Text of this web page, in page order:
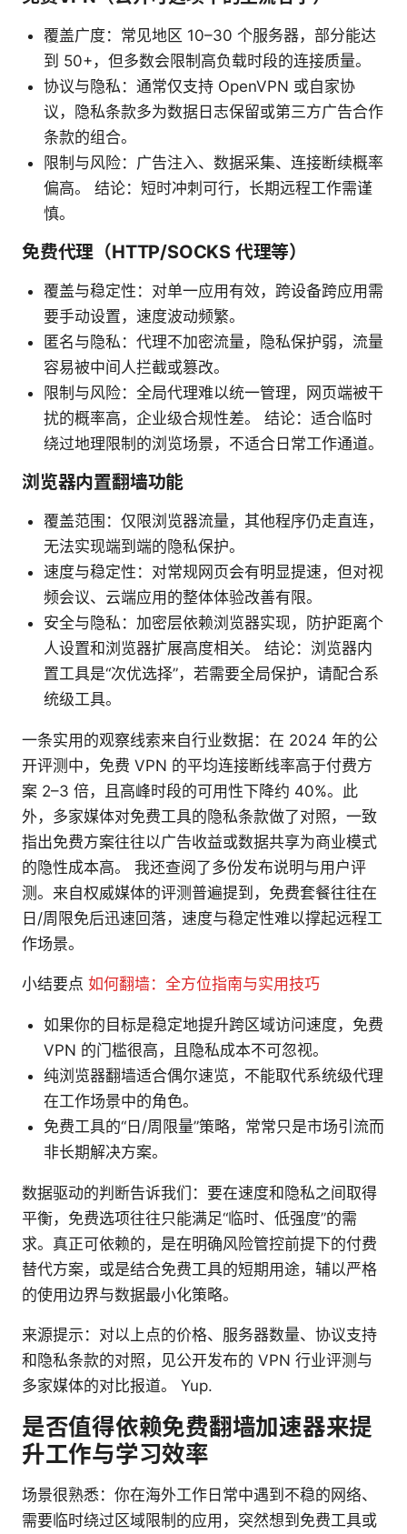
覆盖广度：常见地区 10–30 个服务器，部分能达
到 50+，但多数会限制高负载时段的连接质量。
协议与隐私：通常仅支持 OpenVPN 或自家协
议，隐私条款多为数据日志保留或第三方广告合作
条款的组合。
限制与风险：广告注入、数据采集、连接断续概率
偏高。 结论：短时冲刺可行，长期远程工作需谨
慎。
免费代理（HTTP/SOCKS 代理等）
覆盖与稳定性：对单一应用有效，跨设备跨应用需
要手动设置，速度波动频繁。
匿名与隐私：代理不加密流量，隐私保护弱，流量
容易被中间人拦截或篡改。
限制与风险：全局代理难以统一管理，网页端被干
扰的概率高，企业级合规性差。 结论：适合临时
绕过地理限制的浏览场景，不适合日常工作通道。
浏览器内置翻墙功能
覆盖范围：仅限浏览器流量，其他程序仍走直连，
无法实现端到端的隐私保护。
速度与稳定性：对常规网页会有明显提速，但对视
频会议、云端应用的整体体验改善有限。
安全与隐私：加密层依赖浏览器实现，防护距离个
人设置和浏览器扩展高度相关。 结论：浏览器内
置工具是“次优选择”，若需要全局保护，请配合系
统级工具。
一条实用的观察线索来自行业数据：在 2024 年的公
开评测中，免费 VPN 的平均连接断线率高于付费方
案 2–3 倍，且高峰时段的可用性下降约 40%。此
外，多家媒体对免费工具的隐私条款做了对照，一致
指出免费方案往往以广告收益或数据共享为商业模式
的隐性成本高。 我还查阅了多份发布说明与用户评
测。来自权威媒体的评测普遍提到，免费套餐往往在
日/周限免后迅速回落，速度与稳定性难以撑起远程工
作场景。
小结要点 如何翻墙：全方位指南与实用技巧
如果你的目标是稳定地提升跨区域访问速度，免费
VPN 的门槛很高，且隐私成本不可忽视。
纯浏览器翻墙适合偶尔速览，不能取代系统级代理
在工作场景中的角色。
免费工具的“日/周限量”策略，常常只是市场引流而
非长期解决方案。
数据驱动的判断告诉我们：要在速度和隐私之间取得
平衡，免费选项往往只能满足“临时、低强度”的需
求。真正可依赖的，是在明确风险管控前提下的付费
替代方案，或是结合免费工具的短期用途，辅以严格
的使用边界与数据最小化策略。
来源提示：对以上点的价格、服务器数量、协议支持
和隐私条款的对照，见公开发布的 VPN 行业评测与
多家媒体的对比报道。 Yup.
是否值得依赖免费翻墙加速器来提
升工作与学习效率
场景很熟悉：你在海外工作日常中遇到不稳的网络、
需要临时绕过区域限制的应用，突然想到免费工具或